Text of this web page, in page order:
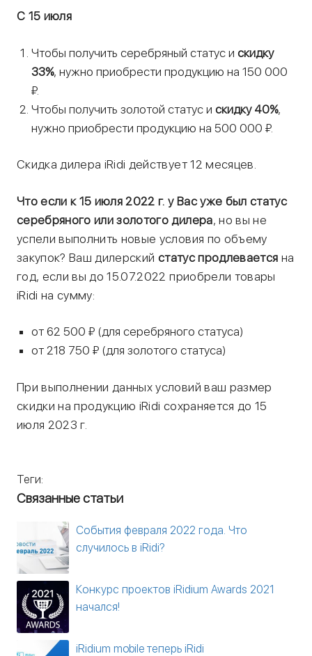
С 15 июля
Чтобы получить серебряный статус искидку
33%, нужно приобрести продукцию на 150 000
₽.
Чтобы получить золотой статус искидку 40%,
нужно приобрести продукцию на 500 000 ₽.
Скидка дилера iRidi действует 12 месяцев.
Что если к 15 июля 2022 г. у Вас уже был статус
серебряного или золотого дилера, но вы не
успели выполнить новые условия по объему
закупок? Ваш дилерский статус продлевается на
год, если вы до 15.07.2022 приобрели товары
iRidi на сумму:
от 62 500 ₽ (для серебряного статуса)
от 218 750 ₽ (для золотого статуса)
При выполнении данных условий ваш размер
скидки на продукцию iRidi сохраняется до 15
июля 2023 г.
Теги:
Связанные статьи
События февраля 2022 года. Что
случилось в iRidi?
Конкурс проектов iRidium Awards 2021
начался!
iRidium mobile теперь iRidi